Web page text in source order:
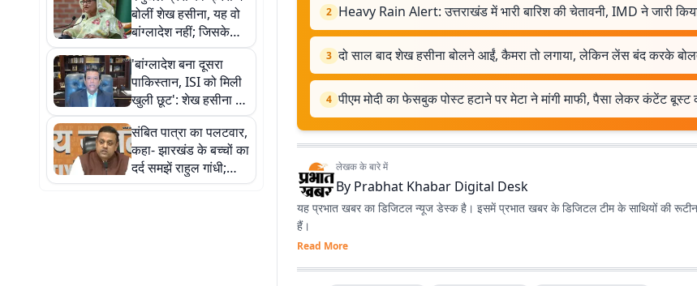
बोलीं शेख हसीना, यह वो
बांग्लादेश नहीं; जिसके
लिए 30 लाख लोगों ने दी
शहादत
'बांग्लादेश बना दूसरा
पाकिस्तान, ISI को मिली
खुली छूट': शेख हसीना के
बेटे सजीब वाजेद का दावा
संबित पात्रा का पलटवार,
कहा- झारखंड के बच्चों का
दर्द समझें राहुल गांधी;
मासूमों के कंधे पर बंदूक
2 Heavy Rain Alert: उत्तराखंड में भारी बारिश की चेतावनी, IMD ने जारी
3 दो साल बाद शेख हसीना बोलने आईं, कैमरा तो लगाया, लेकिन लेंस बंद करके
4 पीएम मोदी का फेसबुक पोस्ट हटाने पर मेटा ने मांगी माफी, पैसा लेकर कंटेंट
लेखक के बारे में
By Prabhat Khabar Digital Desk
यह प्रभात खबर का डिजिटल न्यूज डेस्क है। इसमें प्रभात खबर के डिजिटल टीम के साथियों की रूटीन
हैं।
Read More